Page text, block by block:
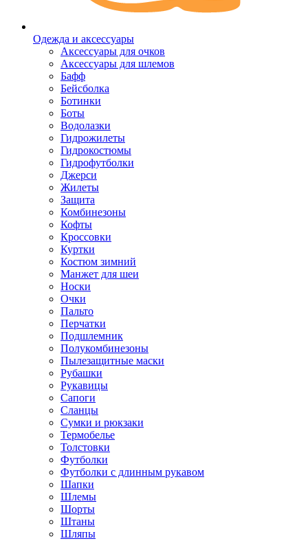
Одежда и аксессуары
Аксессуары для очков
Аксессуары для шлемов
Бафф
Бейсболка
Ботинки
Боты
Водолазки
Гидрожилеты
Гидрокостюмы
Гидрофутболки
Джерси
Жилеты
Защита
Комбинезоны
Кофты
Кроссовки
Куртки
Костюм зимний
Манжет для шеи
Носки
Очки
Пальто
Перчатки
Подшлемник
Полукомбинезоны
Пылезащитные маски
Рубашки
Рукавицы
Сапоги
Сланцы
Сумки и рюкзаки
Термобелье
Толстовки
Футболки
Футболки с длинным рукавом
Шапки
Шлемы
Шорты
Штаны
Шляпы